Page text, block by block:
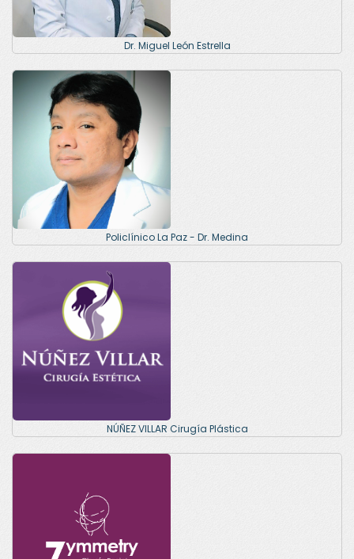
Dr. Miguel León Estrella
Policlínico La Paz - Dr. Medina
NÚÑEZ VILLAR Cirugía Plástica